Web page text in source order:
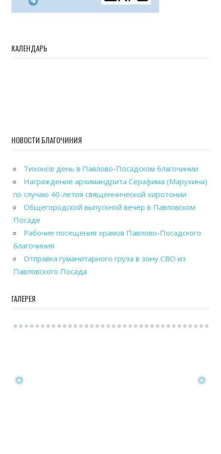
КАЛЕНДАРЬ
НОВОСТИ БЛАГОЧИНИЯ
Тихонов день в Павлово-Посадском благочинии
Награждение архимандрита Серафима (Марухина)
по случаю 40-летия священнической хиротонии
Общегородской выпускной вечер в Павловском
Посаде
Рабочие посещения храмов Павлово-Посадского
благочиния
Отправка гуманитарного груза в зону СВО из
Павловского Посада
ГАЛЕРЕЯ